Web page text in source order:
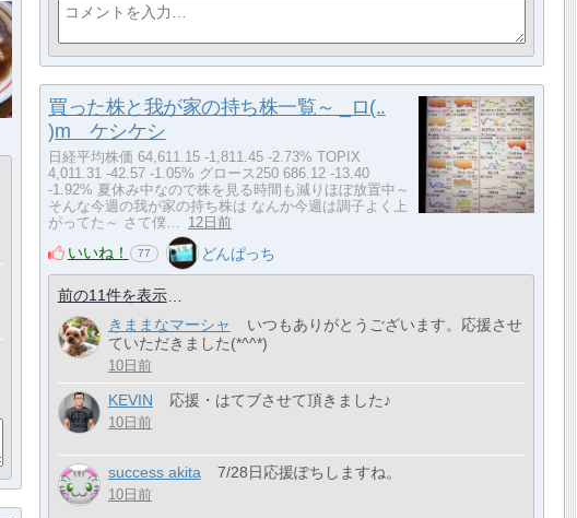
買った株と我が家の持ち株一覧～ _ロ(..
)m ケシケシ
日経平均株価 64,611.15 -1,811.45 -2.73% TOPIX
4,011.31 -42.57 -1.05% グロース250 686.12 -13.40
-1.92% 夏休み中なので株を見る時間も減りほぼ放置中～
そんな今週の我が家の持ち株は なんか今週は調子よく上
がってた～ さて僕…
12日前
いいね！ 77 どんぱっち
前の11件を表示
きままなマーシャ
いつもありがとうございます。応援させ
ていただきました(*^^*)
10日前
KEVIN 応援・はてブさせて頂きました♪
10日前
success akita 7/28日応援ぽちしますね。
10日前